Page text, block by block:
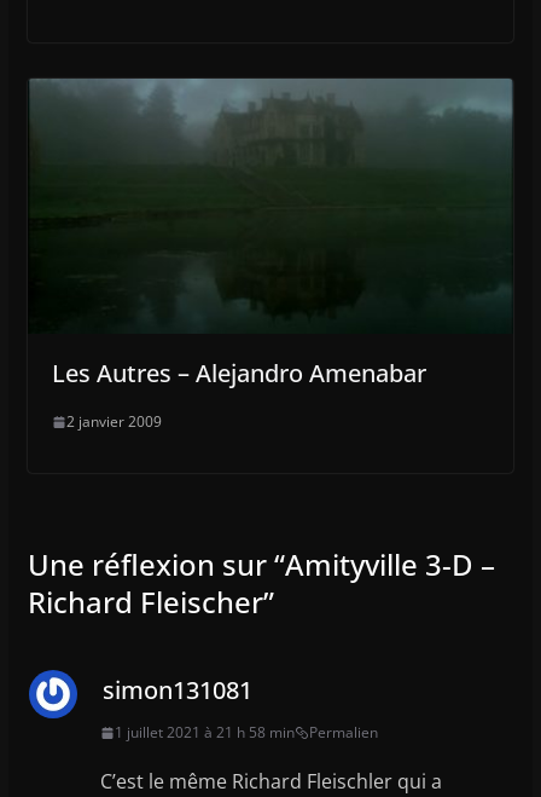
Les Autres – Alejandro Amenabar
2 janvier 2009
Une réflexion sur “Amityville 3-D –
Richard Fleischer”
simon131081
1 juillet 2021 à 21 h 58 min Permalien
C’est le même Richard Fleischler qui a